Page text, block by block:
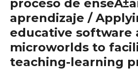
proceso de
aprendizaje /
educative software
microworlds to
teaching-learning